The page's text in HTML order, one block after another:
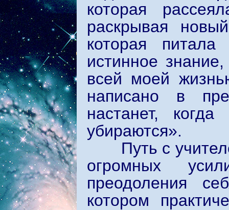
которая
раскрывая
которая
истинное
всей моей
написано в
настанет,
убираются».
Путь с
огромных
преодоления
котором